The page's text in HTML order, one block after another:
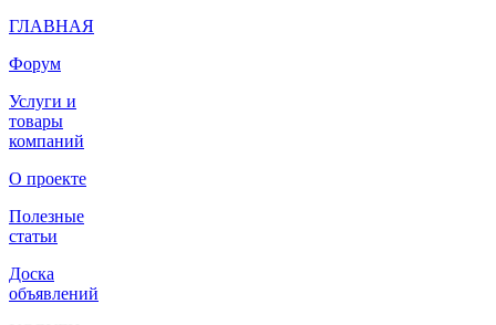
ГЛАВНАЯ
Форум
Услуги и
товары
компаний
О проекте
Полезные
статьи
Доска
объявлений